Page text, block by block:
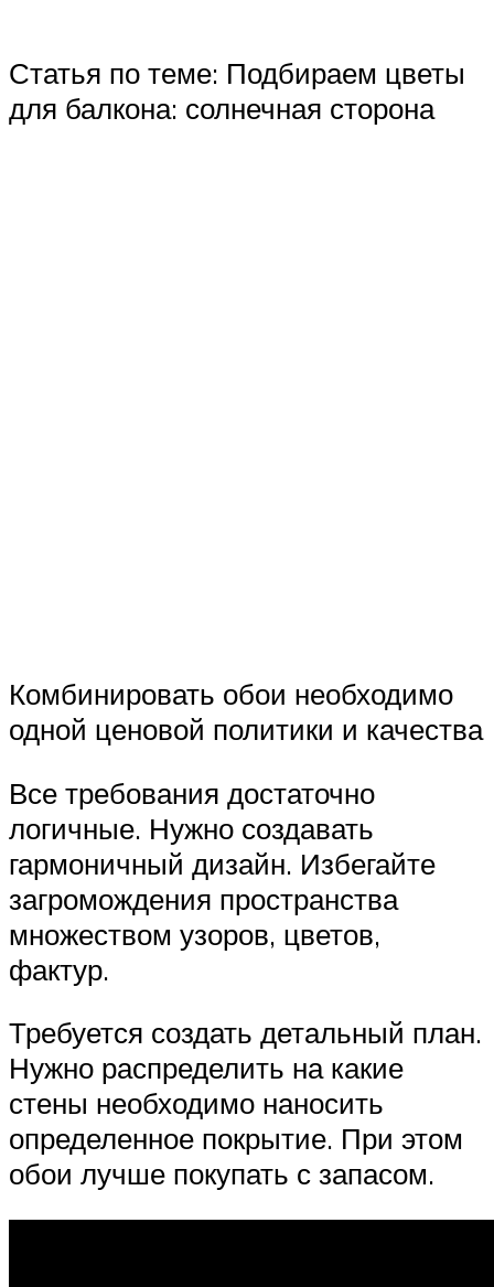
Статья по теме: Подбираем цветы
для балкона: солнечная сторона
Комбинировать обои необходимо
одной ценовой политики и качества
Все требования достаточно
логичные. Нужно создавать
гармоничный дизайн. Избегайте
загромождения пространства
множеством узоров, цветов,
фактур.
Требуется создать детальный план.
Нужно распределить на какие
стены необходимо наносить
определенное покрытие. При этом
обои лучше покупать с запасом.